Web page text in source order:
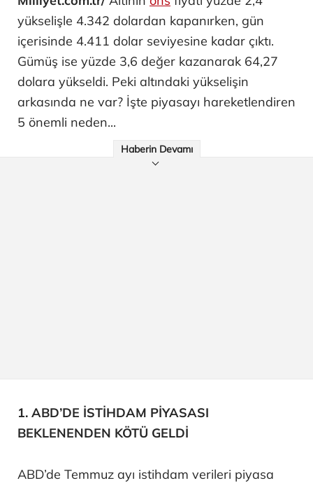
yükselişle 4.342 dolardan kapanırken, gün
içerisinde 4.411 dolar seviyesine kadar çıktı.
Gümüş ise yüzde 3,6 değer kazanarak 64,27
dolara yükseldi. Peki altındaki yükselişin
arkasında ne var? İşte piyasayı hareketlendiren
5 önemli neden...
Haberin Devamı
1. ABD’DE İSTİHDAM PİYASASI
BEKLENENDEN KÖTÜ GELDİ
ABD’de Temmuz ayı istihdam verileri piyasa